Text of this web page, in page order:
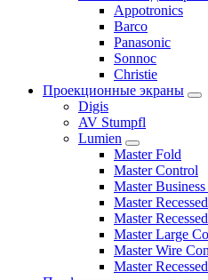
Appotronics
Barco
Panasonic
Sonnoc
Сhristie
Проекционные экраны
Digis
AV Stumpfl
Lumien
Master Fold
Master Control
Master
Master
Master
Master Large
Master Wire
Master